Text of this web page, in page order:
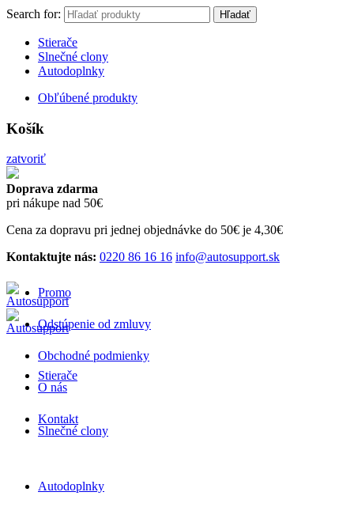
Search for: Hľadať
Stierače
Slnečné clony
Autodoplnky
Obľúbené produkty
Košík
zatvoriť
Doprava zdarma
pri nákupe nad 50€
Cena za dopravu pri jednej objednávke do 50€ je 4,30€
Kontaktujte nás: 0220 86 16 16 info@autosupport.sk
Promo
Odstúpenie od zmluvy
Obchodné podmienky
O nás
Kontakt
Stierače
Slnečné clony
Autodoplnky